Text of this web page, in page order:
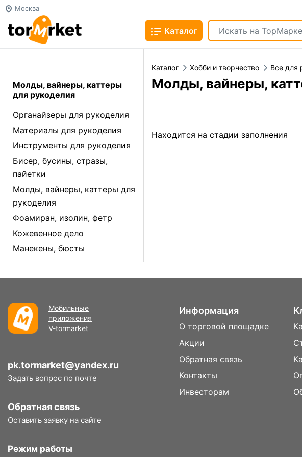
Москва
Каталог
Молды, вайнеры, каттеры
для рукоделия
Органайзеры для рукоделия
Материалы для рукоделия
Инструменты для рукоделия
Бисер, бусины, стразы,
пайетки
Молды, вайнеры, каттеры для
рукоделия
Фоамиран, изолин, фетр
Кожевенное дело
Манекены, бюсты
Каталог Хобби и творчество Все для
Молды, вайнеры,
Находится на стадии заполнения
Мобильные
приложения
V-tormarket
pk.tormarket@yandex.ru
Задать вопрос по почте
Обратная связь
Оставить заявку на сайте
Режим работы
Информация
О торговой площадке
Акции
Обратная связь
Контакты
Инвесторам